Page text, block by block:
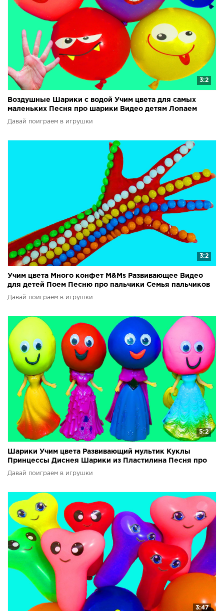
3:2
Воздушные Шарики с водой Учим цвета для самых
маленьких Песня про шарики Видео детям Лопаем
шарики
Давай поиграем в игрушки
3:2
Учим цвета Много конфет M&Ms Развивающее Видео
для детей Поем Песню про пальчики Семья пальчиков
Давай поиграем в игрушки
5:2
Шарики Учим цвета Развивающий мультик Куклы
Принцессы Диснея Шарики из Пластилина Песня про
шарики
Давай поиграем в игрушки
3:47